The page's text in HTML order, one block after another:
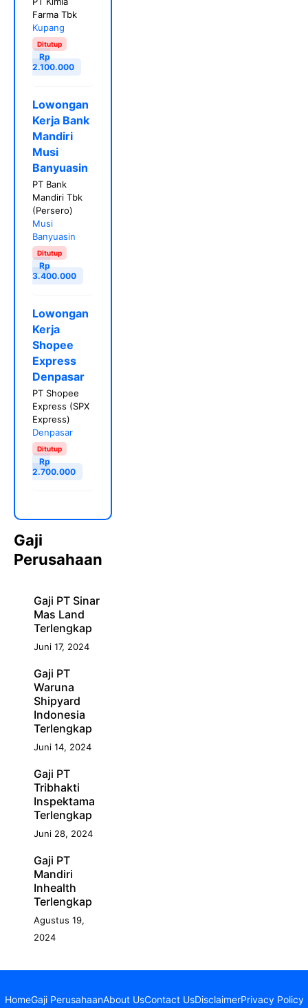
Farma Tbk
Kupang
Ditutup
Rp
2.100.000
Lowongan
Kerja Bank
Mandiri
Musi
Banyuasin
PT Bank
Mandiri Tbk
(Persero)
Musi
Banyuasin
Ditutup
Rp
3.400.000
Lowongan
Kerja
Shopee
Express
Denpasar
PT Shopee
Express (SPX
Express)
Denpasar
Ditutup
Rp
2.700.000
Gaji
Perusahaan
Gaji PT Sinar
Mas Land
Terlengkap
Juni 17, 2024
Gaji PT
Waruna
Shipyard
Indonesia
Terlengkap
Juni 14, 2024
Gaji PT
Tribhakti
Inspektama
Terlengkap
Juni 28, 2024
Gaji PT
Mandiri
Inhealth
Terlengkap
Agustus 19,
2024
HomeGaji PerusahaanAbout UsContact UsDisclaimerPrivacy Policy